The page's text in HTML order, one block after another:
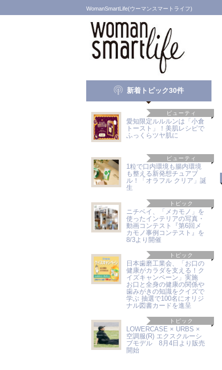
WomanSmartLife(ウーマンスマートライフ)
新着トピック30件
ビューティ
愛知限定ルルルンは「小倉
トースト」！美肌レシピで
ふっくらツヤ肌に
ビューティ
1粒で口内環境も腸内環境
も整える新発想チュアブ
ル！「オラフル クリア」誕
生
トピック
ニチベイ、「メカモノ」を
使ったインテリアの写真・
動画コンテスト『第6回メ
カモノ事例コンテスト』を
8/3より開催
トピック
日本歯磨工業会、「お口の
健康がカラダを支える！ク
イズキャンペーン」実施
お口と全身の健康の関係や
歯みがきの知識をクイズで
学ぶ 抽選で100名にオリジ
ナル図書カードを進呈
トピック
LOWERCASE × URBS ×
空調服(R) エクスクルーシ
ブモデル 8月4日より販売
開始